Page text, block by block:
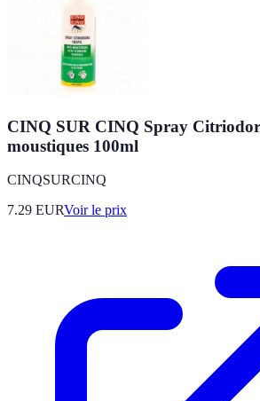
CINQ SUR CINQ Spray
moustiques 100ml
CINQSURCINQ
7.29 EURVoir le prix